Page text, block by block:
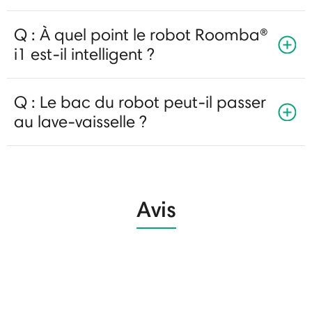
Q : À quel point le robot Roomba®
i1 est-il intelligent ?
Q : Le bac du robot peut-il passer
au lave-vaisselle ?
Avis